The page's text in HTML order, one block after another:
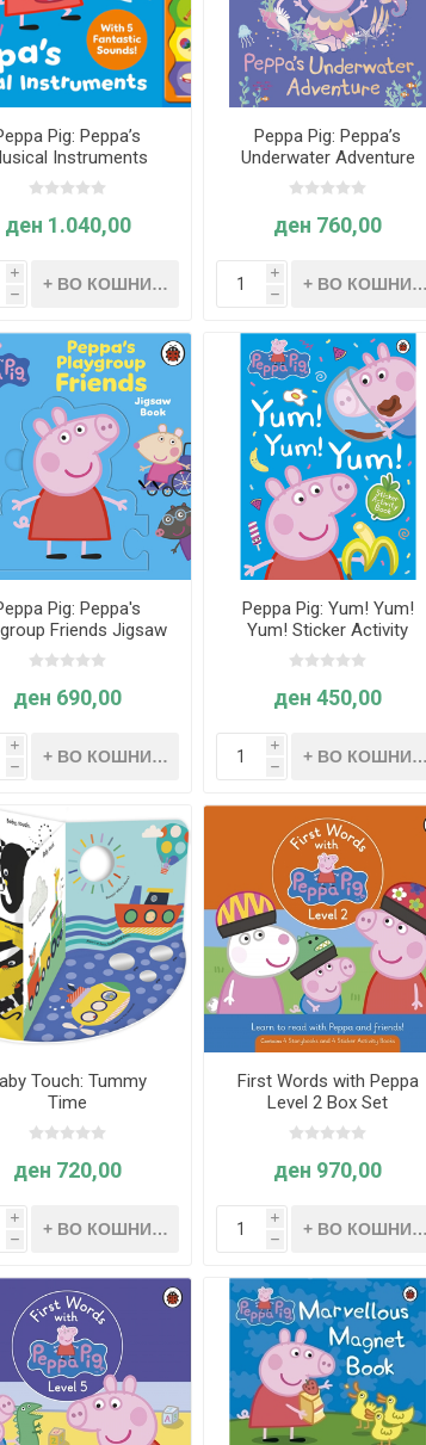
Pig: Peppa’s
Instruments
ден 1.040,00
i
h
Peppa Pig: Peppa’s
Underwater Adventure
ден 760,00
i
h
Pig: Peppa's
Friends Jigsaw
Book
ден 690,00
i
h
Peppa Pig: Yum! Yum!
Yum! Sticker Activity
Book
ден 450,00
i
h
Touch: Tummy
Time
ден 720,00
i
h
First Words with Peppa
Level 2 Box Set
ден 970,00
i
h